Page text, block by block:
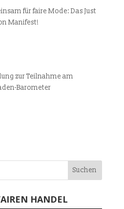
für faire Mode: Das Just
Manifest!
zur Teilnahme am
Barometer
HANDEL